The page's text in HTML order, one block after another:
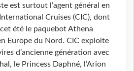
est surtout l’agent général en
Cruises (CIC), dont
été le paquebot Athena
Europe du Nord. CIC exploite
d’ancienne génération avec
le Princess Daphné, l’Arion